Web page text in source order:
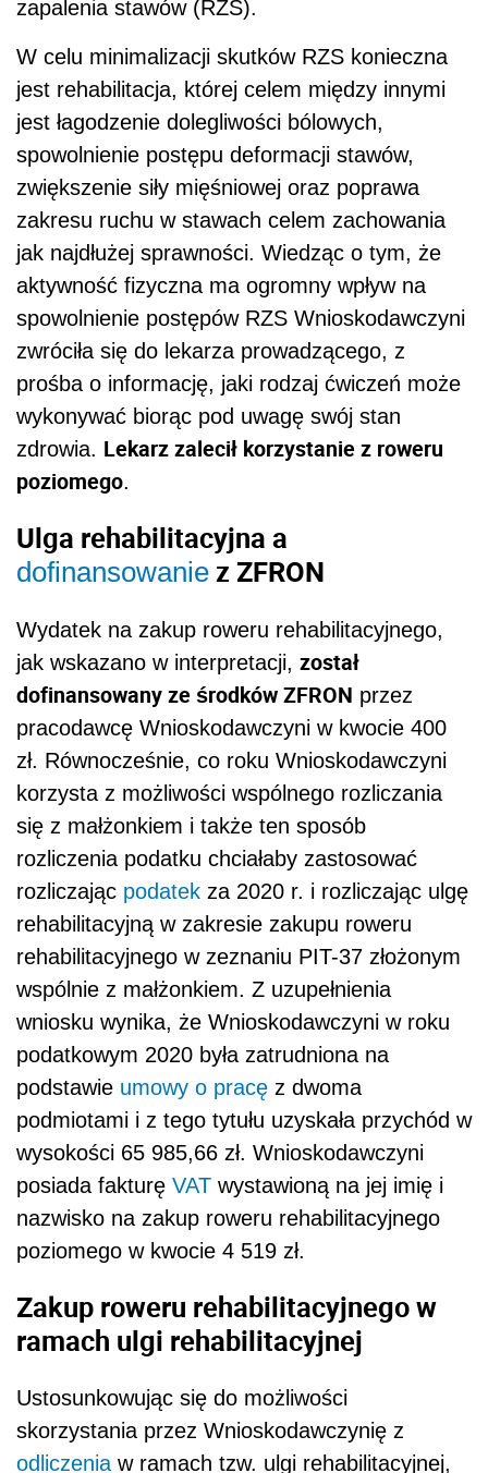
zapalenia stawów (RZS).
W celu minimalizacji skutków RZS konieczna
jest rehabilitacja, której celem między innymi
jest łagodzenie dolegliwości bólowych,
spowolnienie postępu deformacji stawów,
zwiększenie siły mięśniowej oraz poprawa
zakresu ruchu w stawach celem zachowania
jak najdłużej sprawności. Wiedząc o tym, że
aktywność fizyczna ma ogromny wpływ na
spowolnienie postępów RZS Wnioskodawczyni
zwróciła się do lekarza prowadzącego, z
prośba o informację, jaki rodzaj ćwiczeń może
wykonywać biorąc pod uwagę swój stan
zdrowia. Lekarz zalecił korzystanie z roweru
poziomego.
Ulga rehabilitacyjna a
dofinansowanie z ZFRON
Wydatek na zakup roweru rehabilitacyjnego,
jak wskazano w interpretacji, został
dofinansowany ze środków ZFRON przez
pracodawcę Wnioskodawczyni w kwocie 400
zł. Równocześnie, co roku Wnioskodawczyni
korzysta z możliwości wspólnego rozliczania
się z małżonkiem i także ten sposób
rozliczenia podatku chciałaby zastosować
rozliczając podatek za 2020 r. i rozliczając ulgę
rehabilitacyjną w zakresie zakupu roweru
rehabilitacyjnego w zeznaniu PIT-37 złożonym
wspólnie z małżonkiem. Z uzupełnienia
wniosku wynika, że Wnioskodawczyni w roku
podatkowym 2020 była zatrudniona na
podstawie umowy o pracę z dwoma
podmiotami i z tego tytułu uzyskała przychód w
wysokości 65 985,66 zł. Wnioskodawczyni
posiada fakturę VAT wystawioną na jej imię i
nazwisko na zakup roweru rehabilitacyjnego
poziomego w kwocie 4 519 zł.
Zakup roweru rehabilitacyjnego w
ramach ulgi rehabilitacyjnej
Ustosunkowując się do możliwości
skorzystania przez Wnioskodawczynię z
odliczenia w ramach tzw. ulgi rehabilitacyjnej,